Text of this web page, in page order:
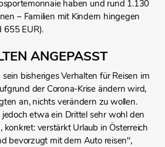
haben und rund 1.130
– Familien mit Kindern hingegen
655 EUR).
ANGEPASST
bisheriges Verhalten für Reisen im
der Corona-Krise ändern wird,
an, nichts verändern zu wollen.
etwa ein Drittel sehr wohl den
konkret: verstärkt Urlaub in Österreich
bevorzugt mit dem Auto reisen",